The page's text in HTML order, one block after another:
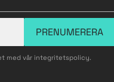
PRENUMERERA
med vår integritetspolicy.